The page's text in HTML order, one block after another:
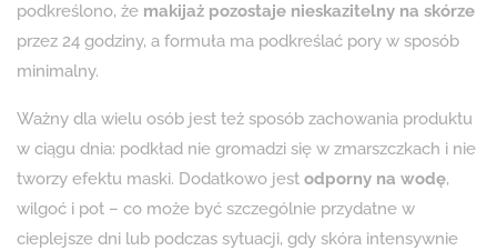
podkreślono, że makijaż pozostaje nieskazitelny na skórze
przez 24 godziny, a formuła ma podkreślać pory w sposób
minimalny.
Ważny dla wielu osób jest też sposób zachowania produktu
w ciągu dnia: podkład nie gromadzi się w zmarszczkach i nie
tworzy efektu maski. Dodatkowo jest odporny na wodę,
wilgoć i pot – co może być szczególnie przydatne w
cieplejsze dni lub podczas sytuacji, gdy skóra intensywnie